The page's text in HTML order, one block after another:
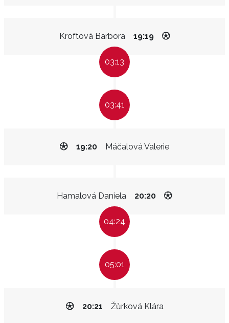
Kroftová Barbora 19:19
03:13
03:41
Máčalová Valerie
19:20
Hamalová Daniela 20:20
04:24
05:01
Žůrková Klára
20:21